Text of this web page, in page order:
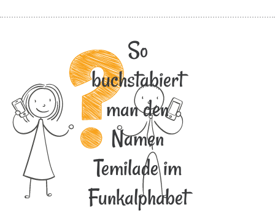
So
buchstabiert
man den
Namen
Temilade im
Funkalphabet